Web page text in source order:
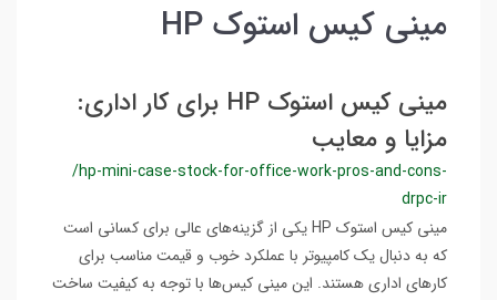
مینی کیس استوک HP
مینی کیس استوک HP برای کار اداری:
مزایا و معایب
/hp-mini-case-stock-for-office-work-pros-and-cons-
drpc-ir
مینی کیس استوک HP یکی از گزینه‌های عالی برای کسانی است
که به دنبال یک کامپیوتر با عملکرد خوب و قیمت مناسب برای
کارهای اداری هستند. این مینی کیس‌ها با توجه به کیفیت ساخت